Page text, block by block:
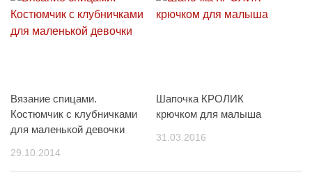
Вязание спицами.
Костюмчик с клубничками
для маленькой девочки
29.10.2014
Шапочка КРОЛИК
крючком для малыша
31.03.2016